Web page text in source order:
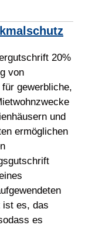
20%
von
gewerbliche,
und
ermöglichen
ist es, das
es